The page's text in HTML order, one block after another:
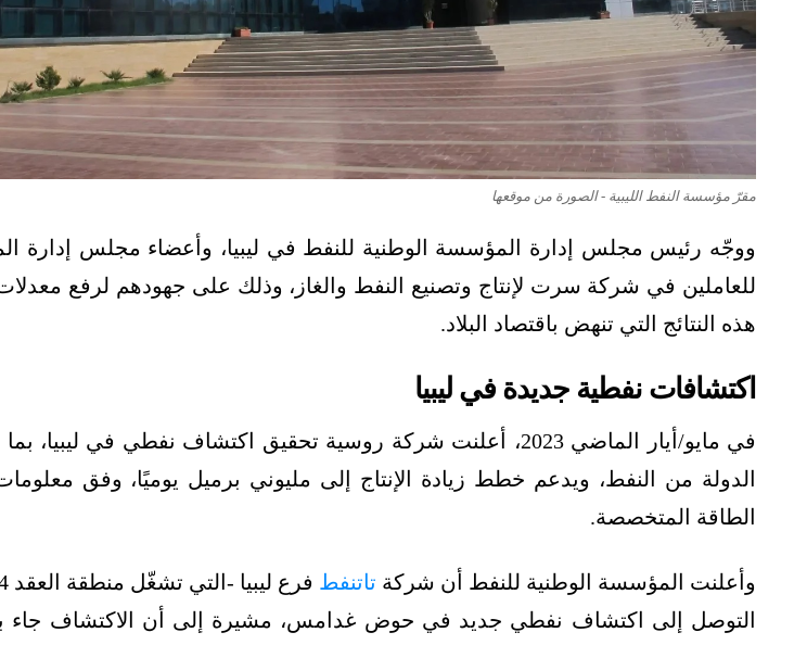
مقرّ مؤسسة النفط الليبية - الصورة من موقعها
ووجّه رئيس مجلس إدارة المؤسسة الوطنية للنفط في ليبيا، وأعضاء مجلس إدارة
للعاملين في شركة سرت لإنتاج وتصنيع النفط والغاز، وذلك على جهودهم لرفع معدلات
هذه النتائج التي تنهض باقتصاد البلاد.
اكتشافات نفطية جديدة في ليبيا
في مايو/أيار الماضي 2023، أعلنت شركة روسية تحقيق اكتشاف نفطي في
الدولة من النفط، ويدعم خطط زيادة الإنتاج إلى مليوني برميل يوميًا، وفق
الطاقة المتخصصة.
وأعلنت المؤسسة الوطنية للنفط أن شركة تاتنفط
التوصل إلى اكتشاف نفطي جديد في حوض غدامس، مشيرة إلى أن الاكتشاف جاء